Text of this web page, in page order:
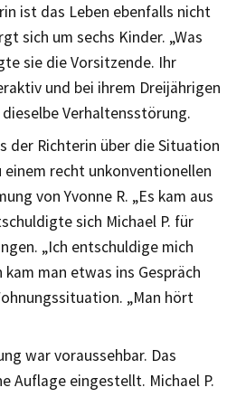
ist das Leben ebenfalls nicht
sich um sechs Kinder. „Was
sie die Vorsitzende. Ihr
und bei ihrem Dreijährigen
Verhaltensstörung.
der Richterin über die Situation
recht unkonventionellen
von Yvonne R. „Es kam aus
sich Michael P. für
„Ich entschuldige mich
man etwas ins Gespräch
„Man hört
war voraussehbar. Das
Auflage eingestellt. Michael P.